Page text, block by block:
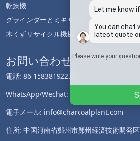
乾燥機
グラインダーとミキサー
木くずリサイクル機械
お問い合わせ
電話: 86 15838192276
WhatsApp/Wechat: 86 15838192276
電子メール: info@charcoalplant.com
住所: 中国河南省鄭州市鄭州経済技術開発
Let me know
You can chat
latest quote